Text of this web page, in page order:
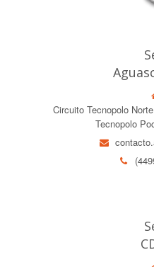
Circuito Tecnopolo
Tecnopolo